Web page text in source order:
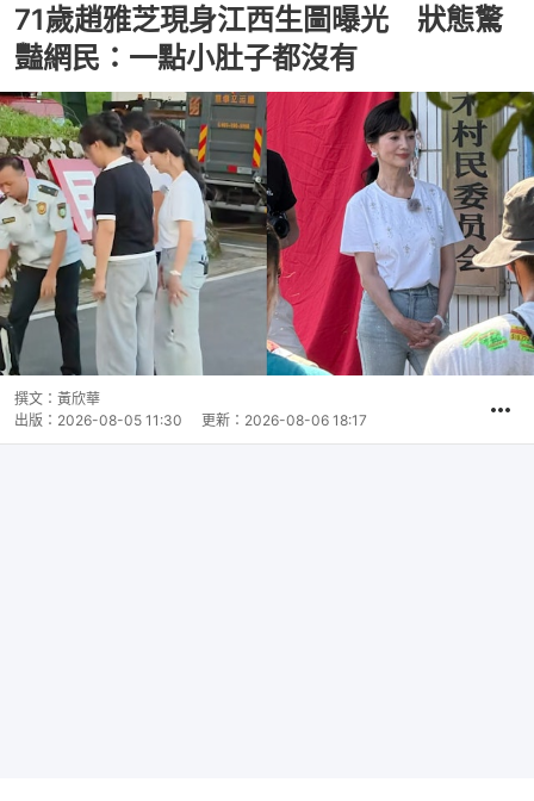
71歲趙雅芝現身江西生圖曝光 狀態驚
豔網民：一點小肚子都沒有
撰文： 黃欣華
出版： 2026-08-05 11:30 更新： 2026-08-06 18:17